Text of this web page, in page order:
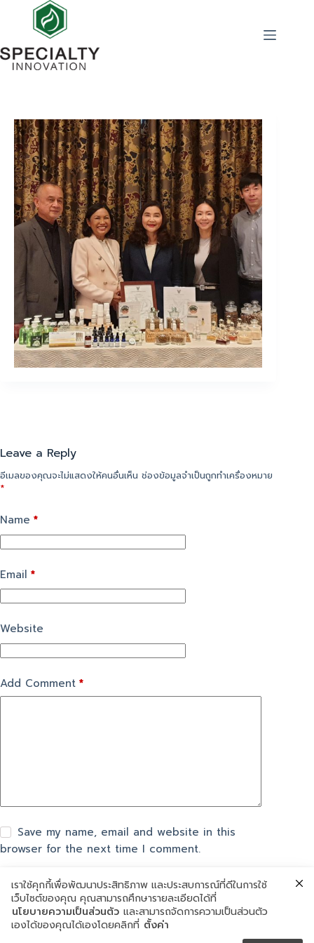
Leave a Reply
อีเมลของคุณจะไม่แสดงให้คนอื่นเห็น ช่องข้อมูลจำเป็นถูกทำเครื่องหมาย
*
Name *
Email *
Website
Add Comment *
Save my name, email and website in this
browser for the next time I comment.
แสดงความเห็น
เราใช้คุกกี้เพื่อพัฒนาประสิทธิภาพ และประสบการณ์ที่ดีในการใช้
เว็บไซต์ของคุณ คุณสามารถศึกษารายละเอียดได้ที่
นโยบายความเป็นส่วนตัว และสามารถจัดการความเป็นส่วนตัว
เองได้ของคุณได้เองโดยคลิกที่ ตั้งค่า